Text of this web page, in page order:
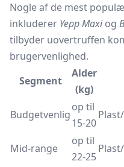
Nogle af de mest
inkluderer Yepp Maxiog
tilbyder uovertruffen
brugervenlighed.
Segment
Alder
(kg)
Budgetvenlig
op til
15-20
Mid-range
op til
22-25